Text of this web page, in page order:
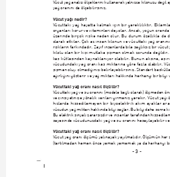
Vücut ya¤ analizi ölçeklerini kullanarak yaln›zca kilonuzu de¤il
ya¤ oran›n› da ölçebilirsiniz.
Vücut ya¤› nedir?
Vücuttaki ya¤ hayatta kalmak için bir gerekliliktir.
organlar› korur ve vitaminleri depolar. Ancak, yo¤un oranda
üzerinde birçok riske neden olur. Bu durum özellikle de
olarak etkiler. Çok az insan kilonun ve vücuttaki ya¤
risklerin fark›ndad›r. Zay›f insanlarda bile sa¤l›ks›z bir vücut
kilolu olan bir kiﬂi mutlaka ﬂiﬂman olmak zorunda de¤ildir.
kas kütlesinden kaynaklan›yor olabilir. Bunun aksine,
vücudundaki ya¤ oran› kas miktar›na göre fazla olabilir.
ﬂiﬂman olup olmad›¤›n›z› belirleyebilirsiniz. Standart
a¤›rl›¤›n› gösterir ve ya¤ miktar› hakk›nda herhangi bir bilgi
Vücuttaki ya¤ oran› nas›l ölçülür?
Vücuttaki ya¤ ve su oran›n› (modele ba¤l› olarak) ölçmeden
ve cinsiyetinize yönelik verileri girmeniz gerekir. Vücut ya¤›
h›zlarda hissedilemeyen bir biyoelektrik ak›m ayaklar
vücudun ya¤ miktar› hakk›nda bilgi sa¤lar. Bu bilgi daha sonra
Bu elektrik sinyali zarars›zd›r ve insanlar taraf›ndan
sayesinde vücudunuzdaki ya¤ ve su oran›n› hesaplayabilir
Vücuttaki ya¤ oran› nas›l ölçülür?
Vücut ya¤ oran› ölçümü yal›nayak yap›lmal›d›r. Ölçümün her
(tart›lmadan hemen önce yemek yememek ya da herhangi
- 3 -